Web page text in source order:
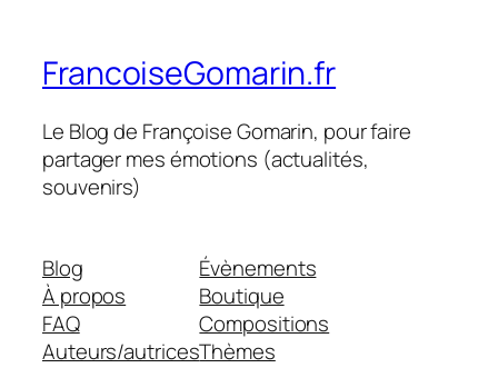
FrancoiseGomarin.fr
Le Blog de Françoise Gomarin, pour faire
partager mes émotions (actualités,
souvenirs)
Blog
À propos
FAQ
Auteurs/autrices
Évènements
Boutique
Compositions
Thèmes